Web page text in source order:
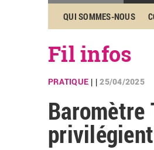
QUI SOMMES-NOUS
Fil infos
PRATIQUE | |25/04/2025